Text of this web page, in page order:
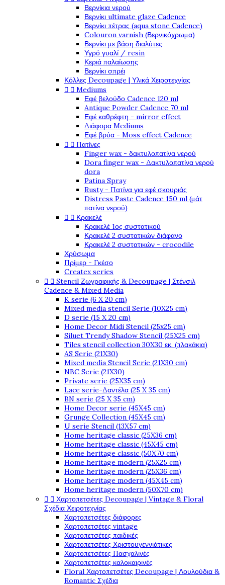
Βερνίκια νερού
Βερνίκι ultimate glaze Cadence
Βερνίκι πέτρας (aqua stone Cadence)
Colouron varnish (Βερνικόχρωμα)
Βερνίκι με βάση διαλύτες
Υγρό γυαλί / resin
Κεριά παλαίωσης
Βερνίκι σπρέι
Κόλλες Decoupage | Υλικά Χειροτεχνίας
  Mediums
Εφέ βελούδο Cadence 120 ml
Antique Powder Cadence 70 ml
Εφέ καθρέφτη - mirror effect
Διάφορα Mediums
Εφέ βρύα - Moss effect Cadence
  Πατίνες
Finger wax - δακτυλοπατίνα νερού
Dora finger wax - Δακτυλοπατίνα νερού
dora
Patina Spray
Rusty - Πατίνα για εφέ σκουριάς
Distress Paste Cadence 150 ml (μάτ
πατίνα νερού)
  Κρακελέ
Κρακελέ 1ος συστατικού
Κρακελέ 2 συστατικών διάφανο
Κρακελέ 2 συστατικών - crocodile
Χρύσωμα
Πρίμερ - Γκέσο
Createx series
  Stencil Ζωγραφικής & Decoupage | Στένσιλ
Cadence & Mixed Media
K serie (6 X 20 cm)
Mixed media stencil Serie (10X25 cm)
D serie (15 X 20 cm)
Home Decor Midi Stencil (25x25 cm)
Siluet Trendy Shadow Stencil (25X25 cm)
Tiles stencil collection 30X30 εκ. (πλακάκια)
AS Serie (21X30)
Mixed media Stencil Serie (21X30 cm)
NBC Serie (21X30)
Private serie (25X35 cm)
Lace serie-Δαντέλα (25 X 35 cm)
BN serie (25 X 35 cm)
Home Decor serie (45X45 cm)
Grunge Collection (45X45 cm)
U serie Stencil (13X57 cm)
Home heritage classic (25X36 cm)
Home heritage classic (45X45 cm)
Home heritage classic (50X70 cm)
Home heritage modern (25X25 cm)
Home heritage modern (25X36 cm)
Home heritage modern (45X45 cm)
Home heritage modern (50X70 cm)
  Χαρτοπετσέτες Decoupage | Vintage & Floral
Σχέδια Χειροτεχνίας
Χαρτοπετσέτες διάφορες
Χαρτοπετσέτες vintage
Χαρτοπετσέτες παιδικές
Χαρτοπετσέτες Χριστουγεννιάτικες
Χαρτοπετσέτες Πασχαλινές
Χαρτοπετσέτες καλοκαιρινές
Floral Χαρτοπετσέτες Decoupage | Λουλούδια &
Romantic Σχέδια